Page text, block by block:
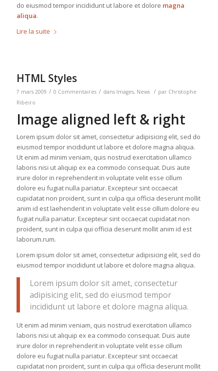
do eiusmod tempor incididunt ut labore et dolore magna
aliqua.
Lire la suite
HTML Styles
7 mars 2009 / 0 Commentaires / dans Images, News / par Christophe
Ribeiro
Image aligned left & right
Lorem ipsum dolor sit amet, consectetur adipisicing elit, sed do
eiusmod tempor incididunt ut labore et dolore magna aliqua.
Ut enim ad minim veniam, quis nostrud exercitation ullamco
laboris nisi ut aliquip ex ea commodo consequat. Duis aute
irure dolor in reprehenderit in voluptate velit esse cillum
dolore eu fugiat nulla pariatur. Excepteur sint occaecat
cupidatat non proident, sunt in culpa qui officia deserunt mollit
anim id est laehenderit in voluptate velit esse cillum dolore eu
fugiat nulla pariatur. Excepteur sint occaecat cupidatat non
proident, sunt in culpa qui officia deserunt mollit anim id est
laborum.rum.
Lorem ipsum dolor sit amet, consectetur adipisicing elit, sed do
eiusmod tempor incididunt ut labore et dolore magna aliqua.
Lorem ipsum dolor sit amet, consectetur
adipisicing elit, sed do eiusmod tempor
incididunt ut labore et dolore magna aliqua.
Ut enim ad minim veniam, quis nostrud exercitation ullamco
laboris nisi ut aliquip ex ea commodo consequat. Duis aute
irure dolor in reprehenderit in voluptate velit esse cillum
dolore eu fugiat nulla pariatur. Excepteur sint occaecat
cupidatat non proident, sunt in culpa qui officia deserunt mollit